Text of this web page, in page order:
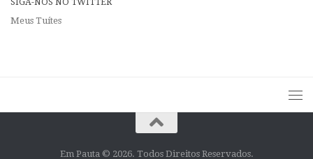
Meus Tuítes
Em Pauta © 2026. Todos Direitos Reservados.